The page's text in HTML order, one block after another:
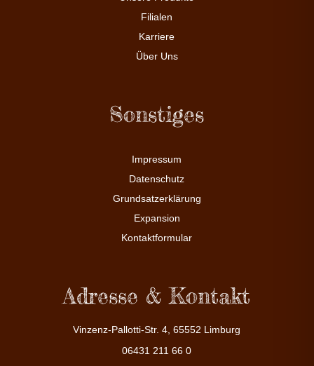
Filialen
Karriere
Über Uns
Sonstiges
Impressum
Datenschutz
Grundsatzerklärung
Expansion
Kontaktformular
Adresse & Kontakt
Vinzenz-Pallotti-Str. 4, 65552 Limburg
06431 211 66 0